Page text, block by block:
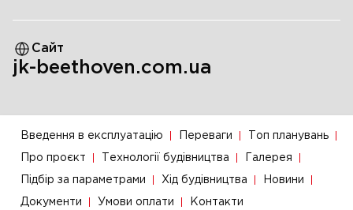
Сайт
jk-beethoven.com.ua
Введення в експлуатацію Переваги Топ планувань
Про проєкт Технології будівництва Галерея
Підбір за параметрами Хід будівництва Новини
Документи Умови оплати Контакти